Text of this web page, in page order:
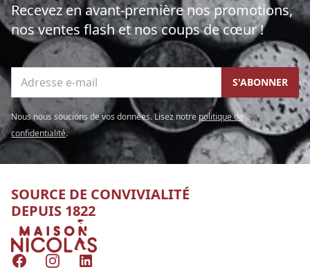
Recevez en avant-première nos promotions,
nos ventes flash et nos coups de cœur !
Adresse e-mail S'ABONNER
Nous nous soucions de vos données. Lisez notre politique de
confidentialité.
SOURCE DE CONVIVIALITÉ
DEPUIS 1822
Nicolas
FacebookInstagramLinkedIn